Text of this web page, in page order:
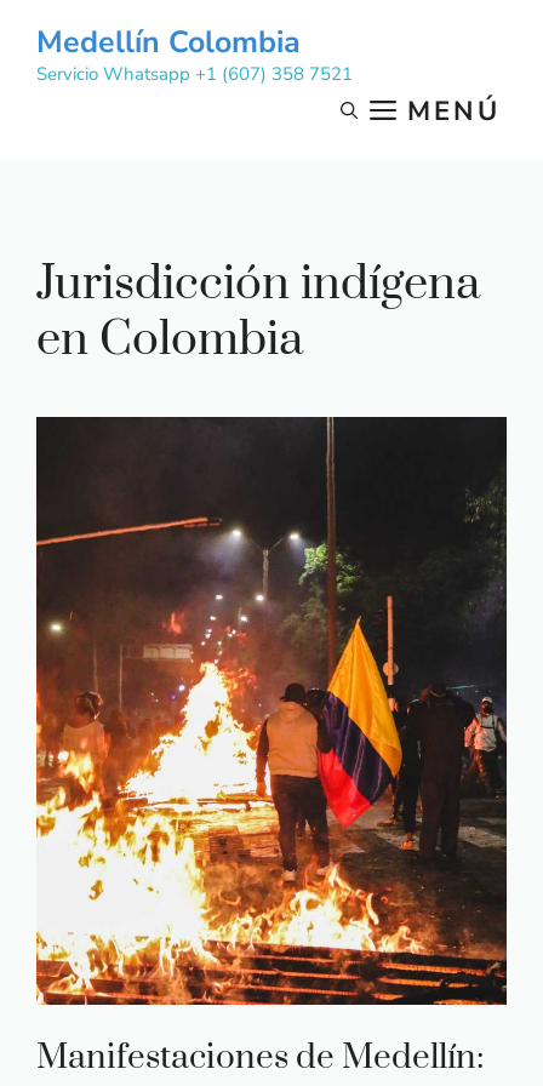
contenido
Medellín Colombia
Servicio Whatsapp +1 (607) 358 7521
MENÚ
Jurisdicción indígena
en Colombia
Manifestaciones de Medellín: